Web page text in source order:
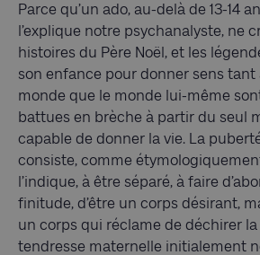
Parce qu’un ado, au-delà de 13-14
l’explique notre psychanalyste, ne
histoires du Père Noël, et les
son enfance pour donner sens tant
monde que le monde lui-même
battues en brèche à partir du seul
capable de donner la vie. La
consiste, comme
l’indique, à être séparé, à faire
finitude, d’être un corps désirant,
un corps qui réclame de déchirer
tendresse maternelle initialement